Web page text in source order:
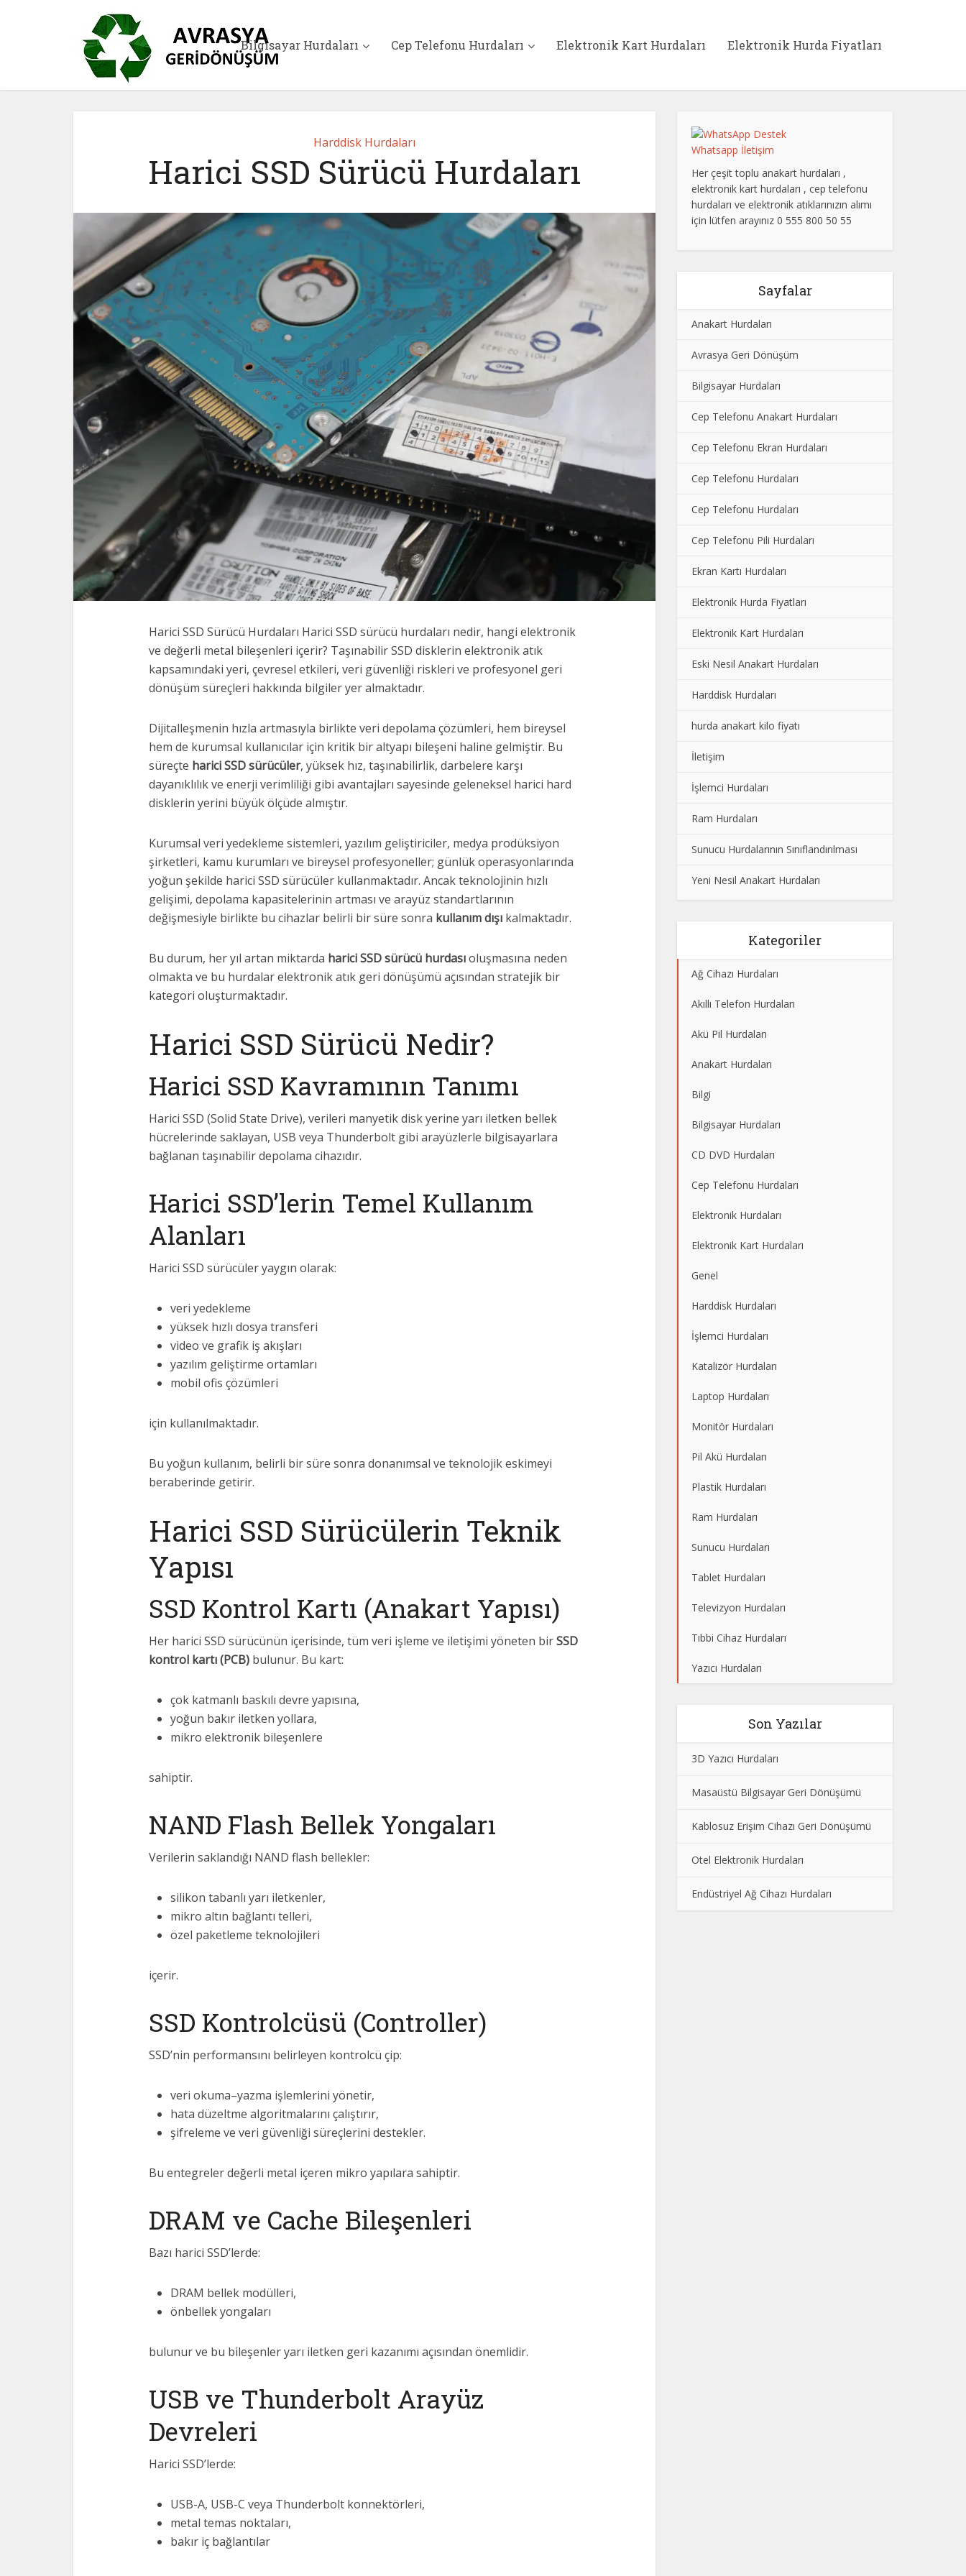
Bilgisayar Hurdaları Cep Telefonu Hurdaları Elektronik Kart Hurdaları Elektronik Hurda Fiyatları
Harddisk Hurdaları
Harici SSD Sürücü Hurdaları
Harici SSD Sürücü Hurdaları Harici SSD sürücü hurdaları nedir, hangi elektronik
ve değerli metal bileşenleri içerir? Taşınabilir SSD disklerin elektronik atık
kapsamındaki yeri, çevresel etkileri, veri güvenliği riskleri ve profesyonel geri
dönüşüm süreçleri hakkında bilgiler yer almaktadır.
Dijitalleşmenin hızla artmasıyla birlikte veri depolama çözümleri, hem bireysel
hem de kurumsal kullanıcılar için kritik bir altyapı bileşeni haline gelmiştir. Bu
süreçte harici SSD sürücüler, yüksek hız, taşınabilirlik, darbelere karşı
dayanıklılık ve enerji verimliliği gibi avantajları sayesinde geleneksel harici hard
disklerin yerini büyük ölçüde almıştır.
Kurumsal veri yedekleme sistemleri, yazılım geliştiriciler, medya prodüksiyon
şirketleri, kamu kurumları ve bireysel profesyoneller; günlük operasyonlarında
yoğun şekilde harici SSD sürücüler kullanmaktadır. Ancak teknolojinin hızlı
gelişimi, depolama kapasitelerinin artması ve arayüz standartlarının
değişmesiyle birlikte bu cihazlar belirli bir süre sonra kullanım dışı kalmaktadır.
Bu durum, her yıl artan miktarda harici SSD sürücü hurdasıoluşmasına neden
olmakta ve bu hurdalar elektronik atık geri dönüşümü açısından stratejik bir
kategori oluşturmaktadır.
Harici SSD Sürücü Nedir?
Harici SSD Kavramının Tanımı
Harici SSD (Solid State Drive), verileri manyetik disk yerine yarı iletken bellek
hücrelerinde saklayan, USB veya Thunderbolt gibi arayüzlerle bilgisayarlara
bağlanan taşınabilir depolama cihazıdır.
Harici SSD’lerin Temel Kullanım
Alanları
Harici SSD sürücüler yaygın olarak:
veri yedekleme
yüksek hızlı dosya transferi
video ve grafik iş akışları
yazılım geliştirme ortamları
mobil ofis çözümleri
için kullanılmaktadır.
Bu yoğun kullanım, belirli bir süre sonra donanımsal ve teknolojik eskimeyi
beraberinde getirir.
Harici SSD Sürücülerin Teknik
Yapısı
SSD Kontrol Kartı (Anakart Yapısı)
Her harici SSD sürücünün içerisinde, tüm veri işleme ve iletişimi yöneten birSSD
kontrol kartı (PCB) bulunur. Bu kart:
çok katmanlı baskılı devre yapısına,
yoğun bakır iletken yollara,
mikro elektronik bileşenlere
sahiptir.
NAND Flash Bellek Yongaları
Verilerin saklandığı NAND flash bellekler:
silikon tabanlı yarı iletkenler,
mikro altın bağlantı telleri,
özel paketleme teknolojileri
içerir.
SSD Kontrolcüsü (Controller)
SSD’nin performansını belirleyen kontrolcü çip:
veri okuma–yazma işlemlerini yönetir,
hata düzeltme algoritmalarını çalıştırır,
şifreleme ve veri güvenliği süreçlerini destekler.
Bu entegreler değerli metal içeren mikro yapılara sahiptir.
DRAM ve Cache Bileşenleri
Bazı harici SSD’lerde:
DRAM bellek modülleri,
önbellek yongaları
bulunur ve bu bileşenler yarı iletken geri kazanımı açısından önemlidir.
USB ve Thunderbolt Arayüz
Devreleri
Harici SSD’lerde:
USB-A, USB-C veya Thunderbolt konnektörleri,
metal temas noktaları,
bakır iç bağlantılar
Whatsapp İletişim
Her çeşit toplu anakart hurdaları ,
elektronik kart hurdaları , cep telefonu
hurdaları ve elektronik atıklarınızın alımı
için lütfen arayınız 0 555 800 50 55
Sayfalar
Anakart Hurdaları
Avrasya Geri Dönüşüm
Bilgisayar Hurdaları
Cep Telefonu Anakart Hurdaları
Cep Telefonu Ekran Hurdaları
Cep Telefonu Hurdaları
Cep Telefonu Hurdaları
Cep Telefonu Pili Hurdaları
Ekran Kartı Hurdaları
Elektronik Hurda Fiyatları
Elektronik Kart Hurdaları
Eski Nesil Anakart Hurdaları
Harddisk Hurdaları
hurda anakart kilo fiyatı
İletişim
İşlemci Hurdaları
Ram Hurdaları
Sunucu Hurdalarının Sınıflandırılması
Yeni Nesil Anakart Hurdaları
Kategoriler
Ağ Cihazı Hurdaları
Akıllı Telefon Hurdaları
Akü Pil Hurdaları
Anakart Hurdaları
Bilgi
Bilgisayar Hurdaları
CD DVD Hurdaları
Cep Telefonu Hurdaları
Elektronik Hurdaları
Elektronik Kart Hurdaları
Genel
Harddisk Hurdaları
İşlemci Hurdaları
Katalizör Hurdaları
Laptop Hurdaları
Monitör Hurdaları
Pil Akü Hurdaları
Plastik Hurdaları
Ram Hurdaları
Sunucu Hurdaları
Tablet Hurdaları
Televizyon Hurdaları
Tıbbi Cihaz Hurdaları
Yazıcı Hurdaları
Son Yazılar
3D Yazıcı Hurdaları
Masaüstü Bilgisayar Geri Dönüşümü
Kablosuz Erişim Cihazı Geri Dönüşümü
Otel Elektronik Hurdaları
Endüstriyel Ağ Cihazı Hurdaları